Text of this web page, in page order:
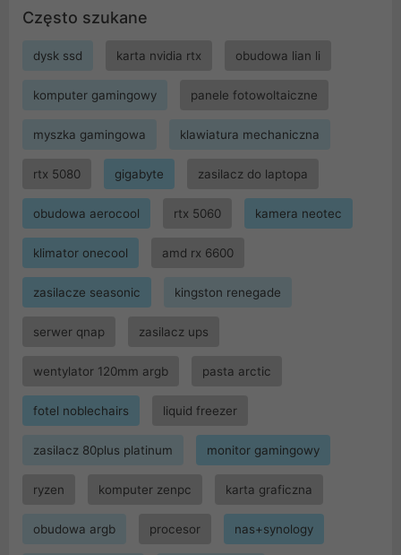
Często szukane
dysk ssd karta nvidia rtx obudowa lian li
komputer gamingowy panele fotowoltaiczne
myszka gamingowa klawiatura mechaniczna
rtx 5080 gigabyte zasilacz do laptopa
obudowa aerocool rtx 5060 kamera neotec
klimator onecool amd rx 6600
zasilacze seasonic kingston renegade
serwer qnap zasilacz ups
wentylator 120mm argb pasta arctic
fotel noblechairs liquid freezer
zasilacz 80plus platinum monitor gamingowy
ryzen komputer zenpc karta graficzna
obudowa argb procesor nas+synology